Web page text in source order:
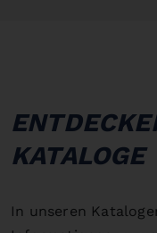
KATALOGE
In unseren